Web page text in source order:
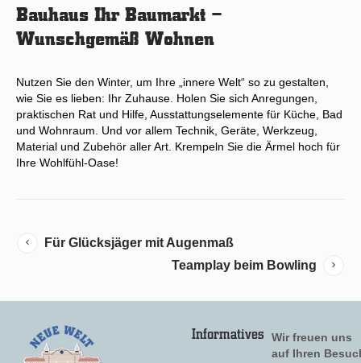
Bauhaus Ihr Baumarkt –
Wunschgemäß Wohnen
Nutzen Sie den Winter, um Ihre „innere Welt“ so zu gestalten,
wie Sie es lieben: Ihr Zuhause. Holen Sie sich Anregungen,
praktischen Rat und Hilfe, Ausstattungselemente für Küche, Bad
und Wohnraum. Und vor allem Technik, Geräte, Werkzeug,
Material und Zubehör aller Art. Krempeln Sie die Ärmel hoch für
Ihre Wohlfühl-Oase!
Für Glücksjäger mit Augenmaß
Teamplay beim Bowling
Informatives
Wir freuen uns
auf Ihren